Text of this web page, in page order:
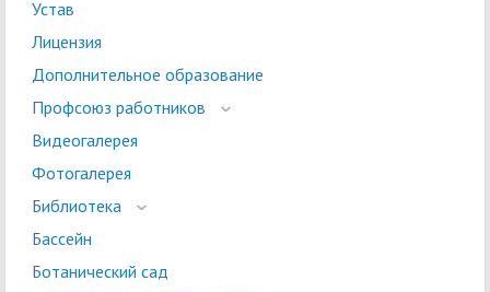
Устав
Лицензия
Дополнительное образование
Профсоюз работников
Видеогалерея
Фотогалерея
Библиотека
Бассейн
Ботанический сад